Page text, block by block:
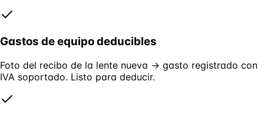
Gastos de equipo deducibles
Foto del recibo de la lente nueva → gasto registrado con
IVA soportado. Listo para deducir.